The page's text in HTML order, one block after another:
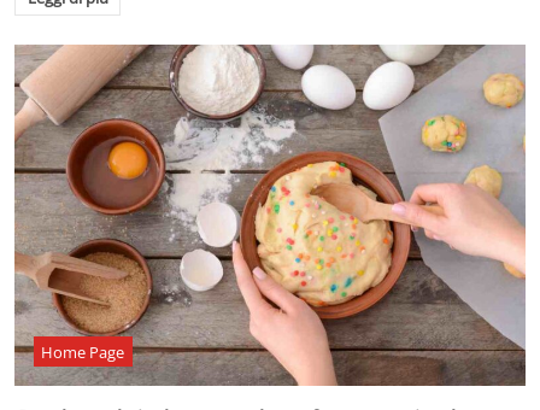
Home Page